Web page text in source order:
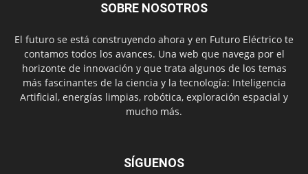
SOBRE NOSOTROS
El futuro se está construyendo ahora y en Futuro Eléctrico te
contamos todos los avances. Una web que navega por el
horizonte de innovación y que trata algunos de los temas
más fascinantes de la ciencia y la tecnología: Inteligencia
Artificial, energías limpias, robótica, exploración espacial y
mucho más.
SÍGUENOS